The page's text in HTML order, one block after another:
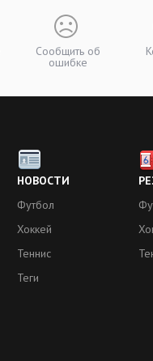
Сообщить об
ошибке
НОВОСТИ
Футбол
Хоккей
Теннис
Теги